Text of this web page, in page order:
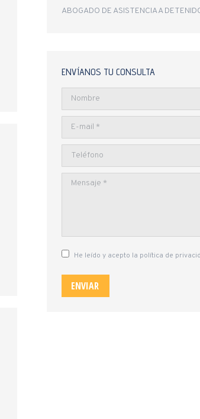
ABOGADO DE ASISTENCIA A
ENVÍANOS TU CONSULTA
Nombre
E-mail *
Teléfono
Mensaje *
He leído y acepto la política de
ENVIAR